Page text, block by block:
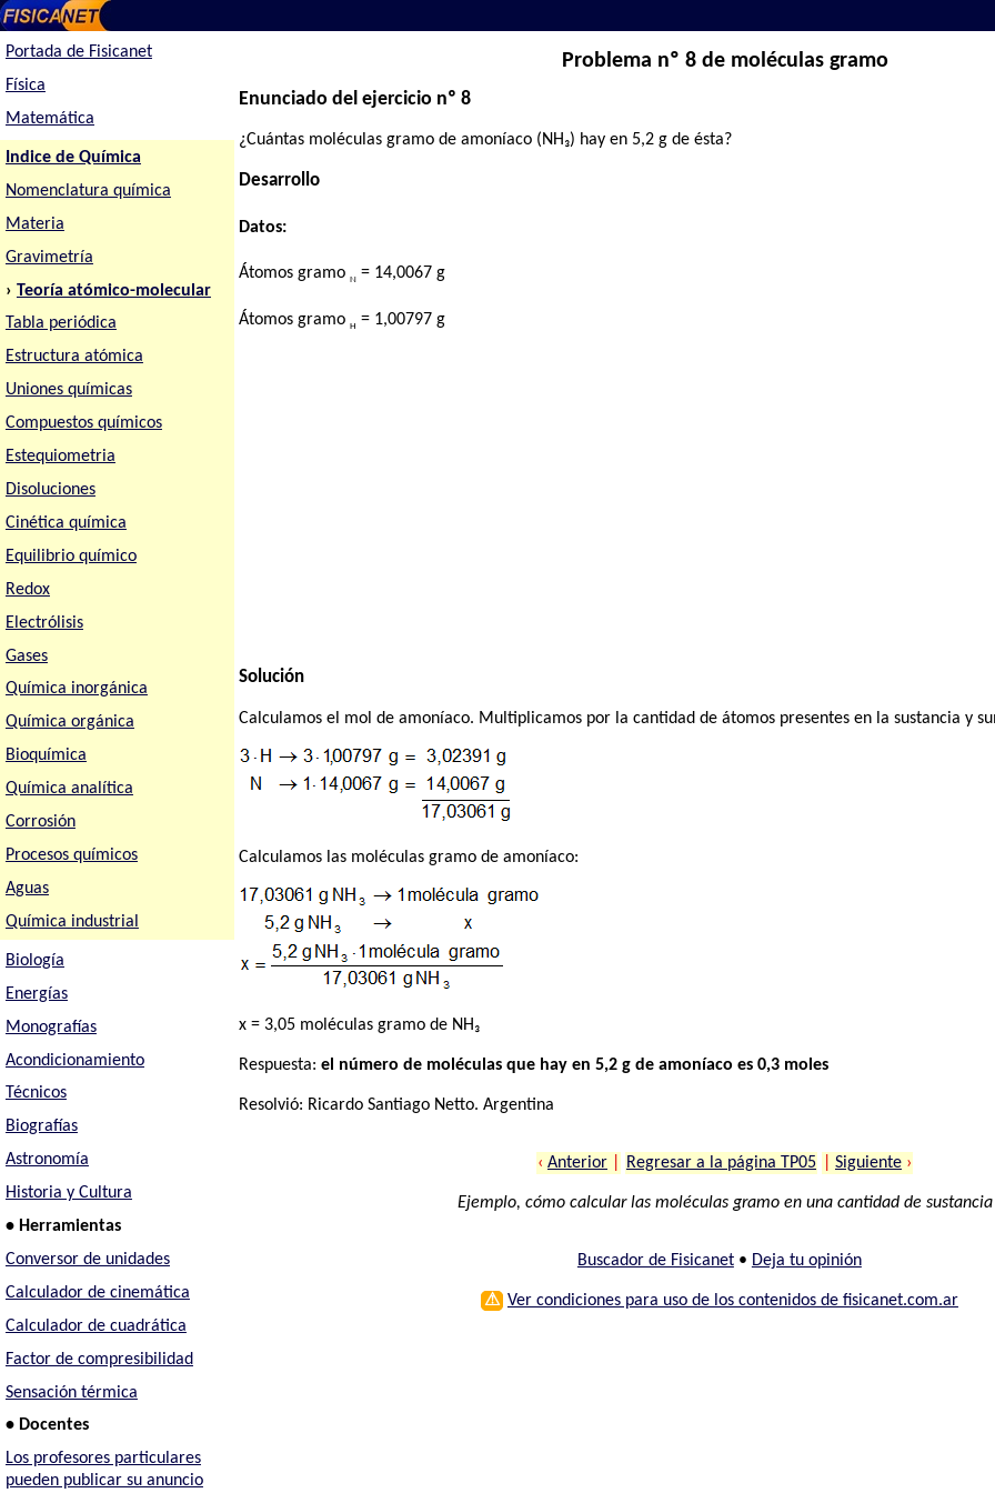
Portada de Fisicanet
Física
Matemática
Indice de Química
Nomenclatura química
Materia
Gravimetría
› Teoría atómico-molecular
Tabla periódica
Estructura atómica
Uniones químicas
Compuestos químicos
Estequiometria
Disoluciones
Cinética química
Equilibrio químico
Redox
Electrólisis
Gases
Química inorgánica
Química orgánica
Bioquímica
Química analítica
Corrosión
Procesos químicos
Aguas
Química industrial
Biología
Energías
Monografías
Acondicionamiento
Técnicos
Biografías
Astronomía
Historia y Cultura
• Herramientas
Conversor de unidades
Calculador de cinemática
Calculador de cuadrática
Factor de compresibilidad
Sensación térmica
• Docentes
Los profesores particulares
pueden publicar su anuncio
Problema nº 8 de moléculas gramo
Enunciado del ejercicio nº 8
¿Cuántas moléculas gramo de amoníaco (NH₃) hay en 5,2 g de ésta?
Desarrollo
Datos:
Átomos gramoN = 14,0067 g
Átomos gramoH = 1,00797 g
Solución
Calculamos el mol de amoníaco. Multiplicamos por la cantidad de átomos presentes en la sustancia y
Calculamos las moléculas gramo de amoníaco:
x = 3,05 moléculas gramo de NH₃
Respuesta:el número de moléculas que hay en 5,2 g de amoníaco es 0,3 moles
Resolvió: Ricardo Santiago Netto. Argentina
‹ Anterior Regresar a la página TP05 Siguiente ›
Ejemplo, cómo calcular las moléculas gramo en una cantidad de sustancia
Buscador de Fisicanet• Deja tu opinión
⚠ Ver condiciones para uso de los contenidos de fisicanet.com.ar